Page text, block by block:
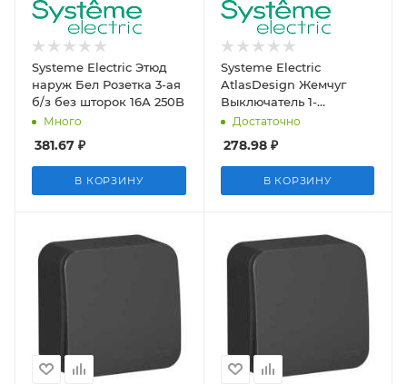
Systeme Electric Этюд
наруж Бел Розетка 3-ая
б/з без шторок 16А 250B
Много
381.67 ₽
В КОРЗИНУ
Systeme Electric
AtlasDesign Жемчуг
Выключатель 1-
клавишный сх.1, 10АХ,
механизм
Достаточно
278.98₽
В КОРЗИНУ